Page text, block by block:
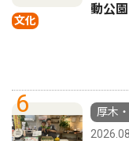
文化
動公園
6
厚木